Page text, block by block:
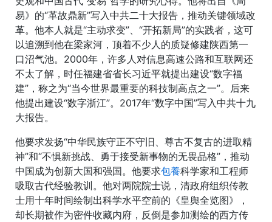
易》的“革故鼎新”写入中共二十大报告，推动关键领域改
革。他本人就是“主动求变”、“开拓新局”的实践者，这可
以追溯到他在梁家河，顶着不少人的质疑修建陕西第一
口沼气池。2000年，许多人对信息高速公路和互联网还
不太了解，时任福建省省长习近平就提出建设“数字福
建”，称之为“当今世界最重要的科技制高点之一”。后来
他提出建设“数字浙江”。2017年“数字中国”写入中共十九
大报告。
他要求发扬“中华民族守正不守旧、尊古不复古的进取精
神”和“不惧新挑战、勇于接受新事物的无畏品格”，推动
中国成为创新大国和强国。他要求包養科学家和工程师
吸取古代经验教训。他对两院院士说，清政府组织传教
士用十年时间绘制出科学水平空前的《皇舆全览图》，
却长期被作为密件收藏内府，反倒是参加测绘的西方传